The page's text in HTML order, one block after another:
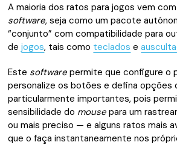
A maioria dos ratos para jogos vem
software, seja como um pacote
“conjunto” com compatibilidade para
dejogos, tais como teclados e
Este software permite que configure o
personalize os botões e defina opções
particularmente importantes, pois
sensibilidade do mouse para um
ou mais preciso — e alguns ratos mais
que o faça instantaneamente nos